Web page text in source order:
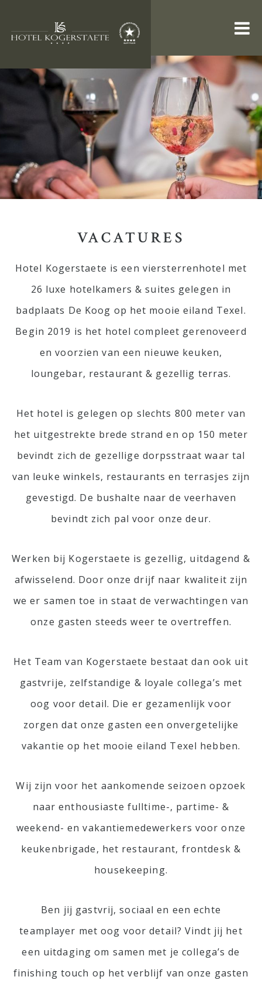
Contact
Vacatures
NL
KAMERS & SUITES
RESTAURANT
ARRANGEMENTEN
INFORMATIE
VACATURES
VACATURES
Hotel Kogerstaete is een viersterrenhotel met
26 luxe hotelkamers & suites gelegen in
badplaats De Koog op het mooie eiland Texel.
Begin 2019 is het hotel compleet gerenoveerd
en voorzien van een nieuwe keuken,
loungebar, restaurant & gezellig terras.
Het hotel is gelegen op slechts 800 meter van
het uitgestrekte brede strand en op 150 meter
bevindt zich de gezellige dorpsstraat waar tal
van leuke winkels, restaurants en terrasjes zijn
gevestigd. De bushalte naar de veerhaven
bevindt zich pal voor onze deur.
Werken bij Kogerstaete is gezellig, uitdagend &
afwisselend. Door onze drijf naar kwaliteit zijn
we er samen toe in staat de verwachtingen van
onze gasten steeds weer te overtreffen.
Het Team van Kogerstaete bestaat dan ook uit
gastvrije, zelfstandige & loyale collega’s met
oog voor detail. Die er gezamenlijk voor
zorgen dat onze gasten een onvergetelijke
vakantie op het mooie eiland Texel hebben.
Wij zijn voor het aankomende seizoen opzoek
naar enthousiaste fulltime-, partime- &
weekend- en vakantiemedewerkers voor onze
keukenbrigade, het restaurant, frontdesk &
housekeeping.
Ben jij gastvrij, sociaal en een echte
teamplayer met oog voor detail? Vindt jij het
een uitdaging om samen met je collega’s de
finishing touch op het verblijf van onze gasten